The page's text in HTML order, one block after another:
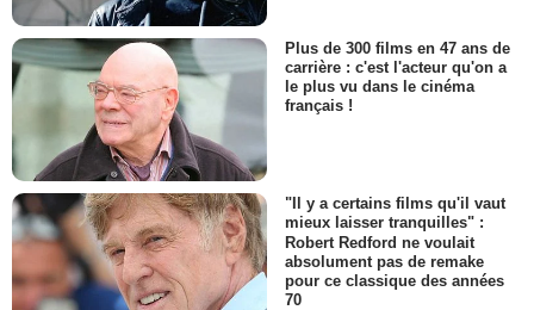
Plus de 300 films en 47 ans de
carrière : c'est l'acteur qu'on a
le plus vu dans le cinéma
français !
"Il y a certains films qu'il vaut
mieux laisser tranquilles" :
Robert Redford ne voulait
absolument pas de remake
pour ce classique des années
70